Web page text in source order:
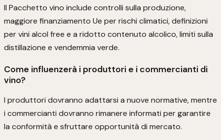
Il Pacchetto vino include controlli sulla produzione,
maggiore finanziamento Ue per rischi climatici, definizioni
per vini alcol free e a ridotto contenuto alcolico, limiti sulla
distillazione e vendemmia verde.
Come influenzerà i produttori e i commercianti di
vino?
I produttori dovranno adattarsi a nuove normative, mentre
i commercianti dovranno rimanere informati per garantire
la conformità e sfruttare opportunità di mercato.